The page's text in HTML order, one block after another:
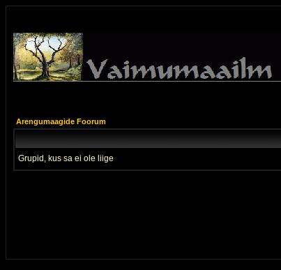
Arengumaagide Foorum
Grupid, kus sa ei ole liige